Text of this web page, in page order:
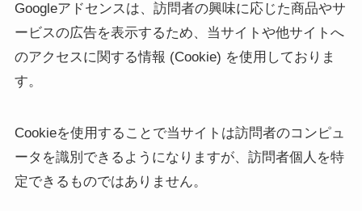
Googleアドセンスは、訪問者の興味に応じた商品やサ
ービスの広告を表示するため、当サイトや他サイトへ
のアクセスに関する情報 (Cookie) を使用しておりま
す。
Cookieを使用することで当サイトは訪問者のコンピュ
ータを識別できるようになりますが、訪問者個人を特
定できるものではありません。